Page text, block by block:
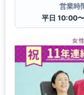
営業時
平日 10:00